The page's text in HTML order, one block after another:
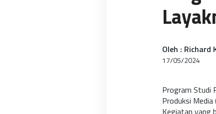
Oleh : Richard
17/05/2024
Program Studi
Produksi